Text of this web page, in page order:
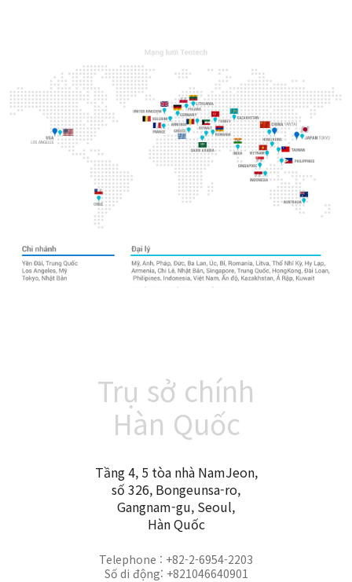
Trụ sở chính
Hàn Quốc
Tầng 4, 5 tòa nhà NamJeon,
số 326, Bongeunsa-ro,
Gangnam-gu, Seoul,
Hàn Quốc
Telephone : +82-2-6954-2203
Số di động: +821046640901